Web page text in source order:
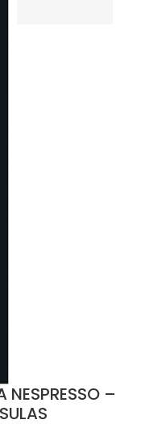
NESPRESSO –